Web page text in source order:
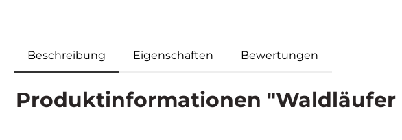
Beschreibung Eigenschaften Bewertungen
Produktinformationen "Waldläufer